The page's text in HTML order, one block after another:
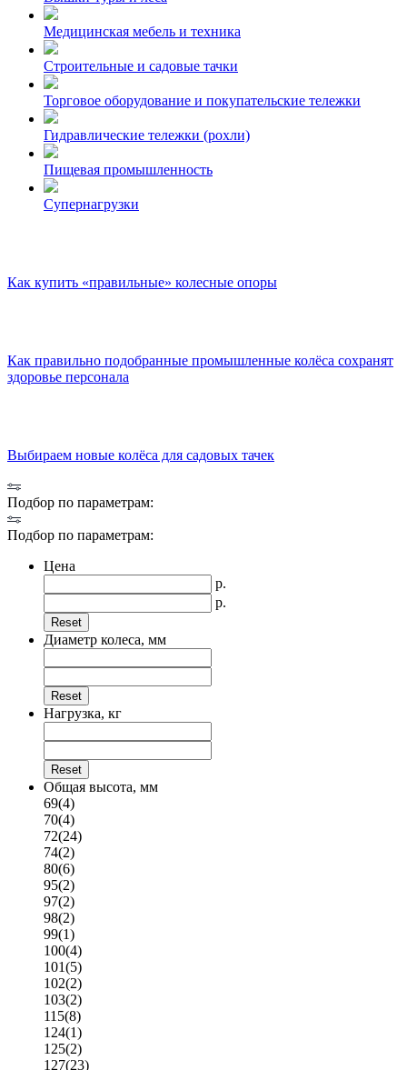
Медицинская мебель и техника
Строительные и садовые тачки
Торговое оборудование и покупательские тележки
Гидравлические тележки (рохли)
Пищевая промышленность
Супернагрузки
Как купить «правильные» колесные опоры
Как правильно подобранные промышленные колёса сохранят
здоровье персонала
Выбираем новые колёса для садовых тачек
Подбор по параметрам:
Подбор по параметрам:
Цена
р.
р.
Диаметр колеса, мм
Нагрузка, кг
Общая высота, мм
69(4)
70(4)
72(24)
74(2)
80(6)
95(2)
97(2)
98(2)
99(1)
100(4)
101(5)
102(2)
103(2)
115(8)
124(1)
125(2)
127(23)